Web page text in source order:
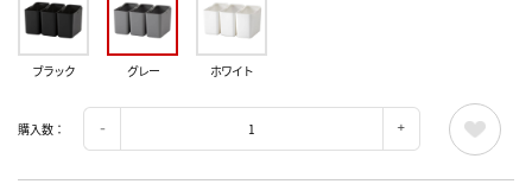
ブラック グレー ホワイト
購入数：